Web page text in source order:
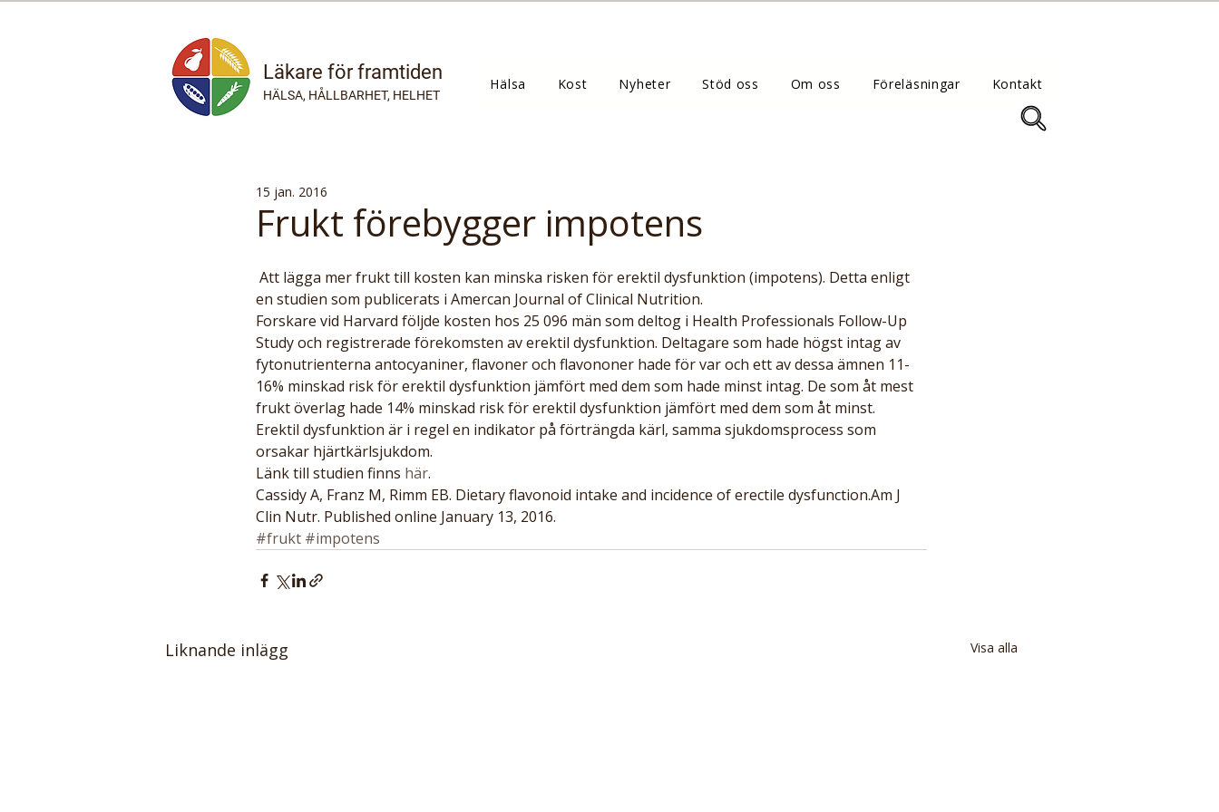
Läkare för framtiden
HÄLSA, HÅLLBARHET, HELHET
Hälsa Kost Nyheter Stöd oss Om oss Föreläsningar Kontakt
Frukt förebygger impotens
15 jan. 2016
en studien som publicerats i Amercan Journal of Clinical Nutrition.
Forskare vid Harvard följde kosten hos 25 096 män som deltog i Health Professionals Follow-Up
Study och registrerade förekomsten av erektil dysfunktion. Deltagare som hade högst intag av
fytonutrienterna antocyaniner, flavoner och flavononer hade för var och ett av dessa ämnen 11-
16% minskad risk för erektil dysfunktion jämfört med dem som hade minst intag. De som åt mest
frukt överlag hade 14% minskad risk för erektil dysfunktion jämfört med dem som åt minst.
Erektil dysfunktion är i regel en indikator på förträngda kärl, samma sjukdomsprocess som
orsakar hjärtkärlsjukdom.
Länk till studien finns här.
Cassidy A, Franz M, Rimm EB. Dietary flavonoid intake and incidence of erectile dysfunction.Am J
Clin Nutr. Published online January 13, 2016.
#frukt #impotens
Liknande inlägg Visa alla